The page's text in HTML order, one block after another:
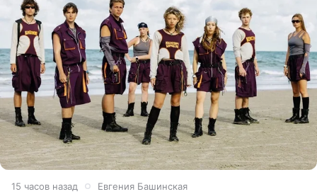
15 часов назад Евгения Башинская